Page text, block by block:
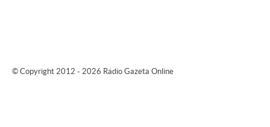
© Copyright 2012 - 2026 Rádio Gazeta Online